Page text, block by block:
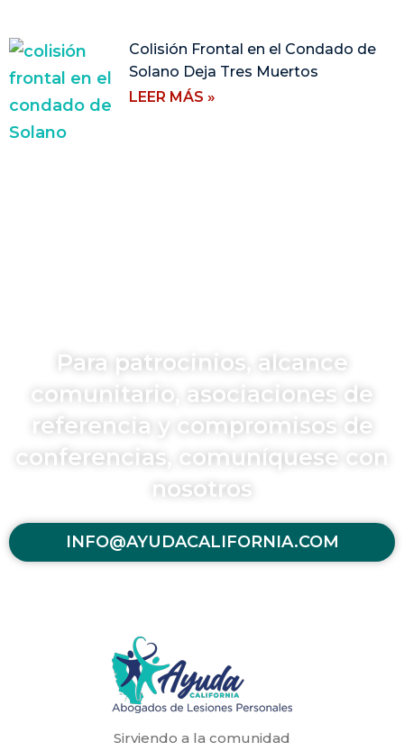
Colisión Frontal en el Condado de
Solano Deja Tres Muertos
LEER MÁS »
Para patrocinios, alcance
comunitario, asociaciones de
referencia y compromisos de
conferencias, comuníquese con
nosotros
INFO@AYUDACALIFORNIA.COM
Sirviendo a la comunidad